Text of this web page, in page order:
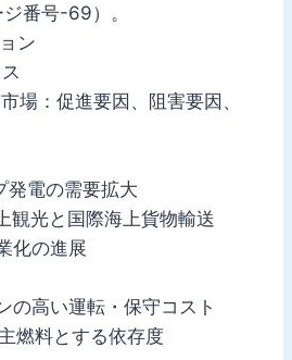
番号-69）。
ン
場：促進要因、阻害要因、
発電の需要拡大
観光と国際海上貨物輸送
化の進展
の高い運転・保守コスト
燃料とする依存度